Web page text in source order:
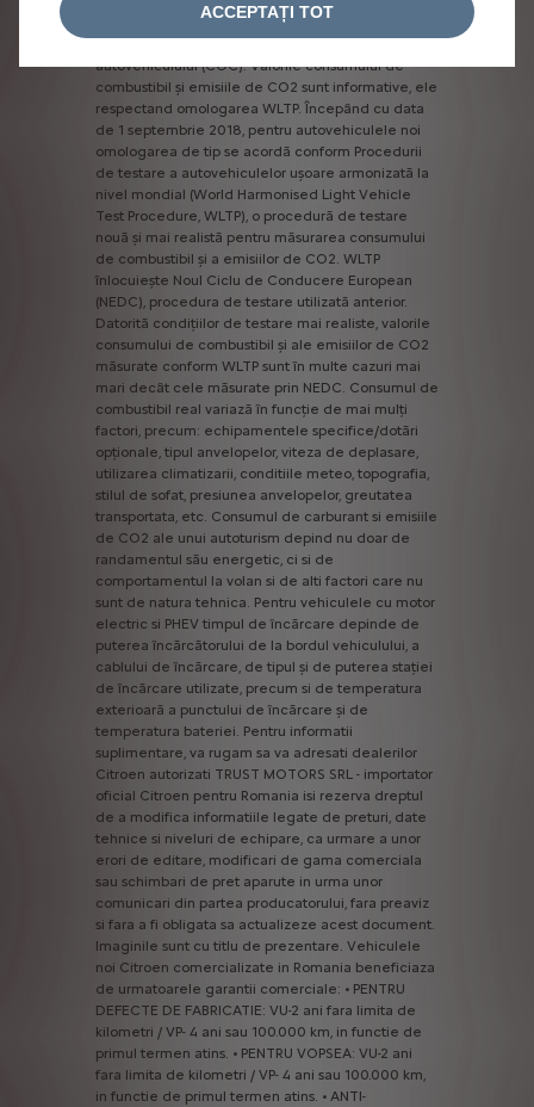
(WLTP, Regulamentul
autovehiculului (COC). Valorile consumului de
combustibil și emisiile de CO2 sunt informative, ele
respectand omologarea WLTP. Începând cu data
de 1 septembrie 2018, pentru autovehiculele noi
omologarea de tip se acordă conform Procedurii
de testare a autovehiculelor ușoare armonizată la
nivel mondial (World Harmonised Light Vehicle
Test Procedure, WLTP), o procedură de testare
nouă și mai realistă pentru măsurarea consumului
de combustibil și a emisiilor de CO2. WLTP
înlocuiește Noul Ciclu de Conducere European
(NEDC), procedura de testare utilizată anterior.
Datorită condițiilor de testare mai realiste, valorile
consumului de combustibil și ale emisiilor de CO2
măsurate conform WLTP sunt în multe cazuri mai
mari decât cele măsurate prin NEDC. Consumul de
combustibil real variază în funcție de mai mulți
factori, precum: echipamentele specifice/dotări
opționale, tipul anvelopelor, viteza de deplasare,
utilizarea climatizarii, conditiile meteo, topografia,
stilul de sofat, presiunea anvelopelor, greutatea
transportata, etc. Consumul de carburant si emisiile
de CO2 ale unui autoturism depind nu doar de
randamentul său energetic, ci si de
comportamentul la volan si de alti factori care nu
sunt de natura tehnica. Pentru vehiculele cu motor
electric si PHEV timpul de încărcare depinde de
puterea încărcătorului de la bordul vehiculului, a
cablului de încărcare, de tipul și de puterea stației
de încărcare utilizate, precum si de temperatura
exterioară a punctului de încărcare și de
temperatura bateriei. Pentru informatii
suplimentare, va rugam sa va adresati dealerilor
Citroen autorizati TRUST MOTORS SRL - importator
oficial Citroen pentru Romania isi rezerva dreptul
de a modifica informatiile legate de preturi, date
tehnice si niveluri de echipare, ca urmare a unor
erori de editare, modificari de gama comerciala
sau schimbari de pret aparute in urma unor
comunicari din partea producatorului, fara preaviz
si fara a fi obligata sa actualizeze acest document.
Imaginile sunt cu titlu de prezentare. Vehiculele
noi Citroen comercializate in Romania beneficiaza
de urmatoarele garantii comerciale: • PENTRU
DEFECTE DE FABRICATIE: VU-2 ani fara limita de
kilometri / VP- 4 ani sau 100.000 km, in functie de
primul termen atins. • PENTRU VOPSEA: VU-2 ani
fara limita de kilometri / VP- 4 ani sau 100.000 km,
in functie de primul termen atins. • ANTI-
ACCEPTAȚI TOT